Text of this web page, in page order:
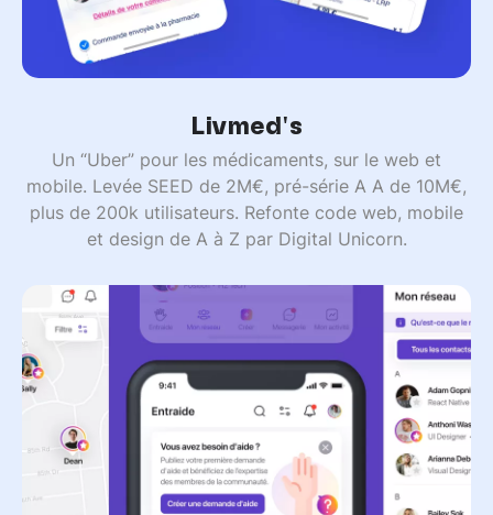
Livmed's
Un “Uber” pour les médicaments, sur le web et
mobile. Levée SEED de 2M€, pré-série A A de 10M€,
plus de 200k utilisateurs. Refonte code web, mobile
et design de A à Z par Digital Unicorn.